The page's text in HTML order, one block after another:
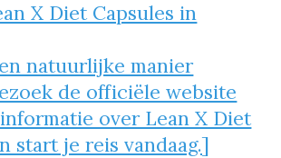
X Diet Capsules in
natuurlijke manier
de officiële website
over Lean X Diet
start je reis vandaag.]